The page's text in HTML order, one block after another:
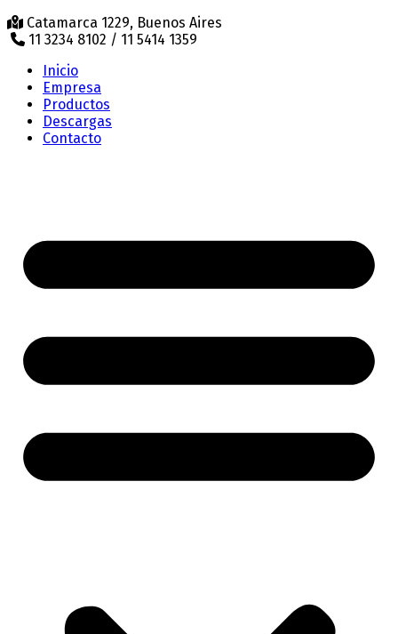
Catamarca 1229, Buenos Aires
11 3234 8102 / 11 5414 1359
Inicio
Empresa
Productos
Descargas
Contacto